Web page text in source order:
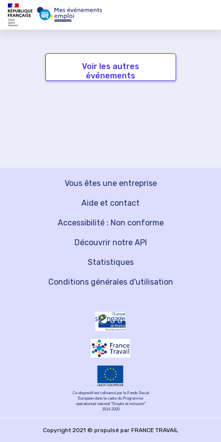
Voir les autres
événements
Vous êtes une entreprise
Découvrir notre API
Aide et contact
Statistiques
Accessibilité : Non conforme
Conditions générales d'utilisation
Ce dispositif est cofinancé par le Fonds Social
Européen dans le cadre du Programme
opérationnel national "Emploi et inclusion"
2014-2020
Copyright 2021 © propulsé par FRANCE TRAVAIL